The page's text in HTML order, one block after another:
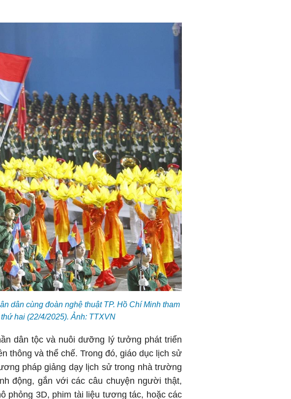
dân cùng đoàn nghệ thuật TP. Hồ Chí Minh tham
hai (22/4/2025). Ảnh: TTXVN
dân tộc và nuôi dưỡng lý tưởng phát triển
thông và thể chế. Trong đó, giáo dục lịch sử
pháp giảng dạy lịch sử trong nhà trường
động, gắn với các câu chuyện người thật,
phỏng 3D, phim tài liệu tương tác, hoặc các